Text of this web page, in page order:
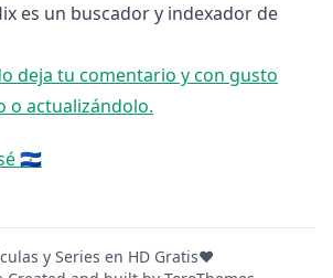
es un buscador y indexador de
deja tu comentario y con gusto
o actualizándolo.
🇸🇻
y Series en HD Gratis❤️